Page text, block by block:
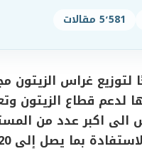
5٬581 مقالات
لتوزيع غراس
قطاع الزيتون
اكبر عدد من